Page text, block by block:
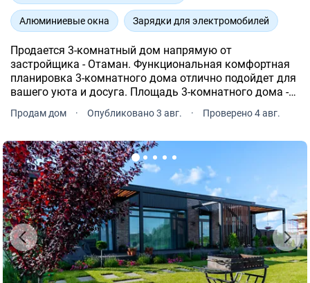
Алюминиевые окна Зарядки для электромобилей
Продается 3-комнатный дом напрямую от
застройщика - Отаман. Функциональная комфортная
планировка 3-комнатного дома отлично подойдет для
вашего уюта и досуга. Площадь 3-комнатного дома -
Продам дом · Опубликовано 3 авг. · Проверено 4 авг.